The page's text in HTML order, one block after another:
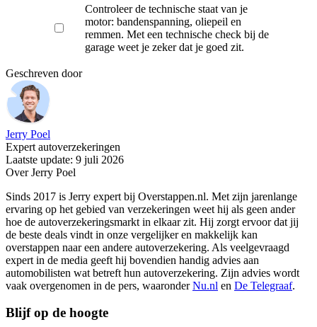
Controleer de technische staat van je
motor: bandenspanning, oliepeil en
remmen. Met een technische check bij de
garage weet je zeker dat je goed zit.
Geschreven door
Jerry Poel
Expert autoverzekeringen
Laatste update: 9 juli 2026
Over Jerry Poel
Sinds 2017 is Jerry expert bij Overstappen.nl. Met zijn jarenlange
ervaring op het gebied van verzekeringen weet hij als geen ander
hoe de autoverzekeringsmarkt in elkaar zit. Hij zorgt ervoor dat jij
de beste deals vindt in onze vergelijker en makkelijk kan
overstappen naar een andere autoverzekering. Als veelgevraagd
expert in de media geeft hij bovendien handig advies aan
automobilisten wat betreft hun autoverzekering. Zijn advies wordt
vaak overgenomen in de pers, waaronderNu.nl en De Telegraaf.
Blijf op de hoogte